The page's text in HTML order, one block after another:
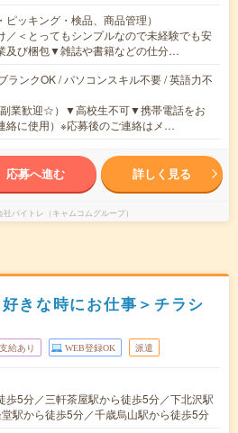
ッキング・検品、商品管理）
／＜とってもシンプルなので未経験でも安
及び梱包▼雑誌や書籍などの仕分…
ランクOK / パソコンスキル不要 / 英語力不
業歓迎☆）▼高校生不可▼携帯電話をお
絡に使用）※応募後のご連絡はメ…
応募へ進む 詳しく見る
社バイトレ（キャムコムグループ）
きな時にお仕事＞チラシ
給あり WEB登録OK 派遣
歩5分／三軒茶屋駅から徒歩5分／下北沢駅
駅から徒歩5分／千歳烏山駅から徒歩5分